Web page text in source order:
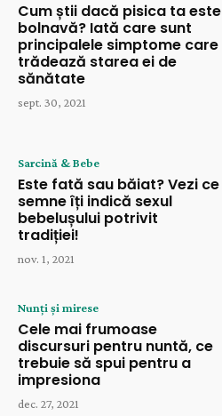
Cum știi dacă pisica ta este
bolnavă? Iată care sunt
principalele simptome care
trădează starea ei de
sănătate
sept. 30, 2021
Sarcină & Bebe
Este fată sau băiat? Vezi ce
semne îți indică sexul
bebelușului potrivit
tradiției!
nov. 1, 2021
Nunți și mirese
Cele mai frumoase
discursuri pentru nuntă, ce
trebuie să spui pentru a
impresiona
dec. 27, 2021